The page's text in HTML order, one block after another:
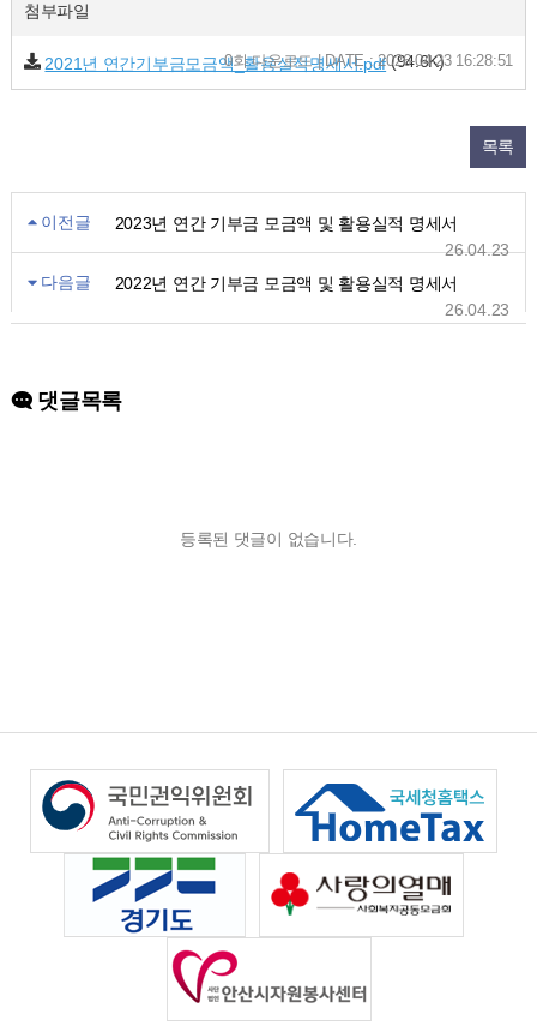
첨부파일
2021년 연간기부금모금액_활용실적명세서.pdf(94.6K)
0회 다운로드 | DATE : 2026-04-23 16:28:51
목록
이전글
2023년 연간 기부금 모금액 및 활용실적 명세서
26.04.23
다음글
2022년 연간 기부금 모금액 및 활용실적 명세서
26.04.23
댓글목록
등록된 댓글이 없습니다.